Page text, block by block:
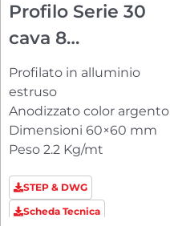
Profilo Serie 30
cava 8
PM8306060L
Profilato in alluminio
estruso
Anodizzato color argento
Dimensioni 60×60 mm
Peso 2.2 Kg/mt
STEP & DWG
Scheda Tecnica